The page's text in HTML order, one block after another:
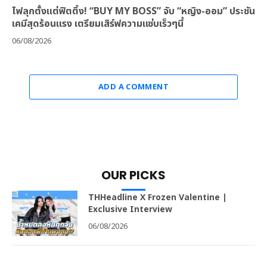
ไฟลุกตั้งแต่ฟิตติ้ง! “BUY MY BOSS” จับ “หญิง-ออม” ประชัน
เคมีสุดร้อนแรง เตรียมเสิร์ฟความแซ่บเร็วๆนี้
06/08/2026
ADD A COMMENT
OUR PICKS
THHeadline X Frozen Valentine |
Exclusive Interview
06/08/2026